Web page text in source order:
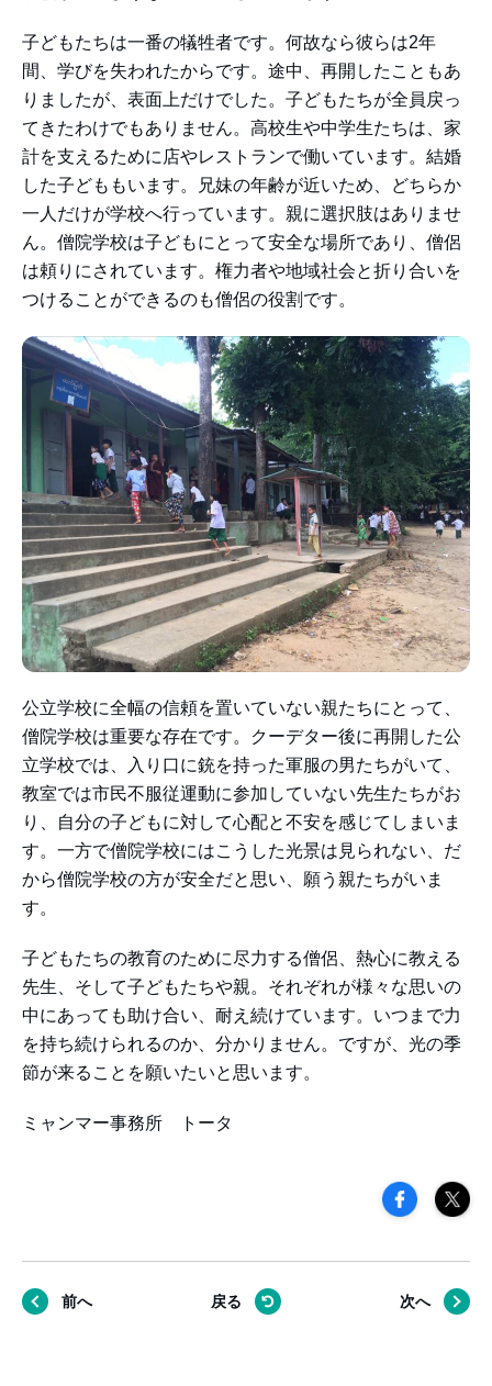
子どもたちは一番の犠牲者です。何故なら彼らは2年
間、学びを失われたからです。途中、再開したこともあ
りましたが、表面上だけでした。子どもたちが全員戻っ
てきたわけでもありません。高校生や中学生たちは、家
計を支えるために店やレストランで働いています。結婚
した子どももいます。兄妹の年齢が近いため、どちらか
一人だけが学校へ行っています。親に選択肢はありませ
ん。僧院学校は子どもにとって安全な場所であり、僧侶
は頼りにされています。権力者や地域社会と折り合いを
つけることができるのも僧侶の役割です。
公立学校に全幅の信頼を置いていない親たちにとって、
僧院学校は重要な存在です。クーデター後に再開した公
立学校では、入り口に銃を持った軍服の男たちがいて、
教室では市民不服従運動に参加していない先生たちがお
り、自分の子どもに対して心配と不安を感じてしまいま
す。一方で僧院学校にはこうした光景は見られない、だ
から僧院学校の方が安全だと思い、願う親たちがいま
す。
子どもたちの教育のために尽力する僧侶、熱心に教える
先生、そして子どもたちや親。それぞれが様々な思いの
中にあっても助け合い、耐え続けています。いつまで力
を持ち続けられるのか、分かりません。ですが、光の季
節が来ることを願いたいと思います。
ミャンマー事務所 トータ
前へ 戻る 次へ